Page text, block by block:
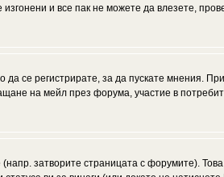
и все пак не можете да влезете,
се регистрирате, за да пускате мнения.
на мейл през форума, участие в
(напр. затворите страницата с форумите).